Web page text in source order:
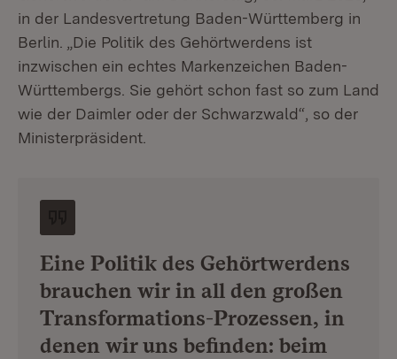
in der Landesvertretung Baden-Württemberg in
Berlin. „Die Politik des Gehörtwerdens ist
inzwischen ein echtes Markenzeichen Baden-
Württembergs. Sie gehört schon fast so zum Land
wie der Daimler oder der Schwarzwald“, so der
Ministerpräsident.
Eine Politik des Gehörtwerdens
brauchen wir in all den großen
Transformations-Prozessen, in
denen wir uns befinden: beim